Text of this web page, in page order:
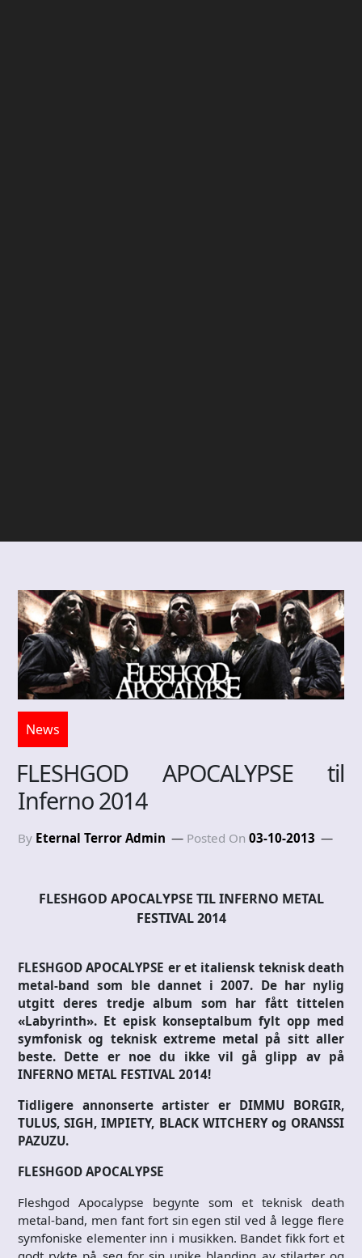
News
FLESHGOD APOCALYPSE til
Inferno 2014
By Eternal Terror Admin Posted On 03-10-2013
FLESHGOD APOCALYPSE TIL INFERNO METAL
FESTIVAL 2014
FLESHGOD APOCALYPSE er et italiensk teknisk death
metal-band som ble dannet i 2007. De har nylig
utgitt deres tredje album som har fått tittelen
«Labyrinth». Et episk konseptalbum fylt opp med
symfonisk og teknisk extreme metal på sitt aller
beste. Dette er noe du ikke vil gå glipp av på
INFERNO METAL FESTIVAL 2014!
Tidligere annonserte artister er DIMMU BORGIR,
TULUS, SIGH, IMPIETY, BLACK WITCHERY og ORANSSI
PAZUZU.
FLESHGOD APOCALYPSE
Fleshgod Apocalypse begynte som et teknisk death
metal-band, men fant fort sin egen stil ved å legge flere
symfoniske elementer inn i musikken. Bandet fikk fort et